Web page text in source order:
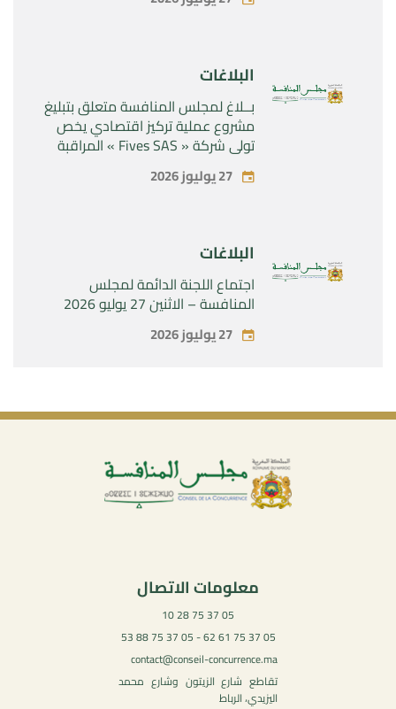
“Naturplas Industrial SARL”
البلاغات
بــلاغ لمجلس المنافسة متعلق بتبليغ
مشروع عملية تركيز اقتصادي يخص
تولي شركة « Fives SAS » المراقبة
SAS »27 يوليوز 2026
البلاغات
اجتماع اللجنة الدائمة لمجلس
المنافسة – الاثنين 27 يوليو 2026
27 يوليوز 2026
معلومات الاتصال
05 37 75 28 10
05 37 75 61 62 - 05 37 75 88 53
contact@conseil-concurrence.ma
تقاطع شارع الزيتون وشارع محمد
اليزيدي، الرباط